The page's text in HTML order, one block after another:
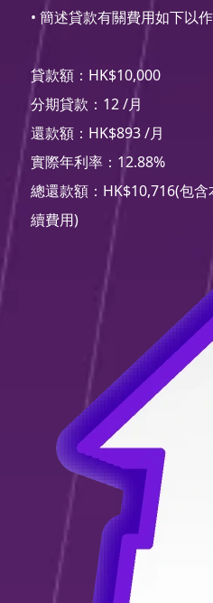
• 簡述貸款有關費用如下以
貸款額：HK$10,000
分期貸款：12 /月
還款額：HK$893 /月
實際年利率：12.88%
總還款額：HK$10,716(包
續費用)